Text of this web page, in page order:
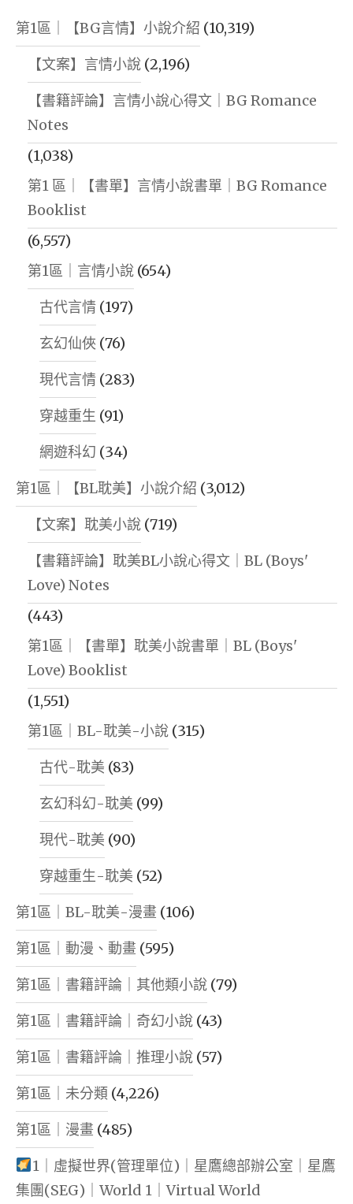
第1區｜【BG言情】小說介紹 (10,319)
【文案】言情小說 (2,196)
【書籍評論】言情小說心得文｜BG Romance
Notes
(1,038)
第1 區｜【書單】言情小說書單｜BG Romance
Booklist
(6,557)
第1區｜言情小說 (654)
古代言情 (197)
玄幻仙俠 (76)
現代言情 (283)
穿越重生 (91)
網遊科幻 (34)
第1區｜【BL耽美】小說介紹 (3,012)
【文案】耽美小說 (719)
【書籍評論】耽美BL小說心得文｜BL (Boys'
Love) Notes
(443)
第1區｜【書單】耽美小說書單｜BL (Boys'
Love) Booklist
(1,551)
第1區｜BL-耽美-小說 (315)
古代-耽美 (83)
玄幻科幻-耽美 (99)
現代-耽美 (90)
穿越重生-耽美 (52)
第1區｜BL-耽美-漫畫 (106)
第1區｜動漫、動畫 (595)
第1區｜書籍評論｜其他類小說 (79)
第1區｜書籍評論｜奇幻小說 (43)
第1區｜書籍評論｜推理小說 (57)
第1區｜未分類 (4,226)
第1區｜漫畫 (485)
1｜虛擬世界(管理單位)｜星鷹總部辦公室｜星鷹
集團(SEG)｜World 1｜Virtual World